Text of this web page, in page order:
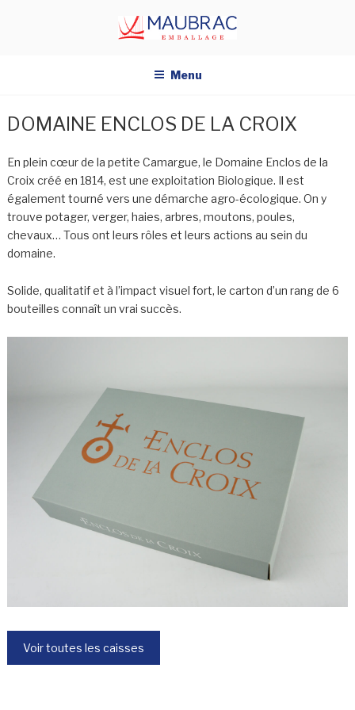
Menu
DOMAINE ENCLOS DE LA CROIX
En plein cœur de la petite Camargue, le Domaine Enclos de la
Croix créé en 1814, est une exploitation Biologique. Il est
également tourné vers une démarche agro-écologique. On y
trouve potager, verger, haies, arbres, moutons, poules,
chevaux… Tous ont leurs rôles et leurs actions au sein du
domaine.
Solide, qualitatif et à l’impact visuel fort, le carton d’un rang de 6
bouteilles connaît un vrai succès.
Voir toutes les caisses